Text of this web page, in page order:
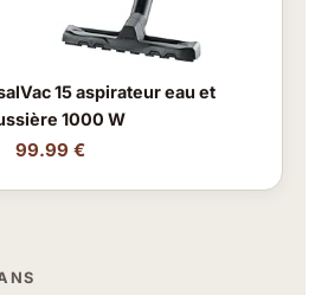
15 aspirateur eau et
1000 W
99.99 €